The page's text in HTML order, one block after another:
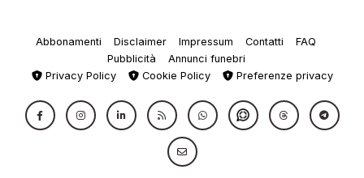
Abbonamenti Disclaimer Impressum Contatti
FAQ
Pubblicità
Annunci funebri
Privacy Policy
Cookie Policy Preferenze privacy